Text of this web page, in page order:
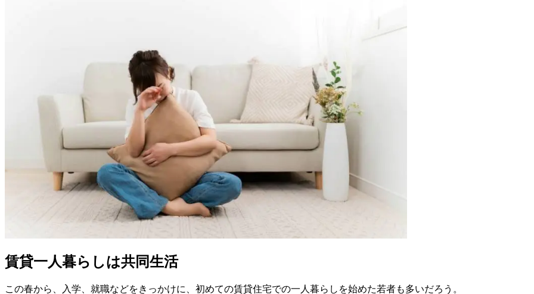
賃貸一人暮らしは共同生活
この春から、入学、就職などをきっかけに、初めての賃貸住宅での一人暮らしを始めた若者も多いだろう。